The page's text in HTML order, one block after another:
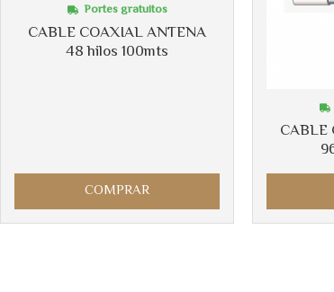
CABLE COAXIAL ANTENA
48 hilos 100mts
Portes gratuitos
COMPRAR
CABLE